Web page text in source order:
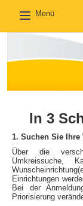
Toggle
Menü
In 3
1. Suchen Sie
Über die
Umkreissuche,
Einrichtungen
Bei der
Priorisierung